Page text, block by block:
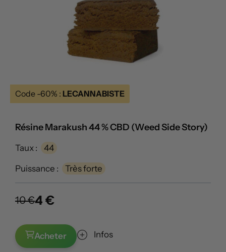
Code -60% : LECANNABISTE
Résine Marakush 44 % CBD (Weed Side Story)
Taux : 44
Puissance : Très forte
10 €4 €
Acheter Infos